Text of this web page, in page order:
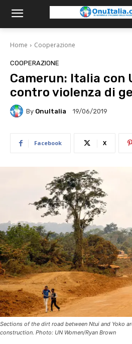
Home Cooperazione
COOPERAZIONE
Camerun: Italia con
contro violenza di
By OnuItalia 19/06/2019
Facebook X
Sections of the dirt road between Ntui and Yoko
construction. Photo: UN Women/Ryan Brown